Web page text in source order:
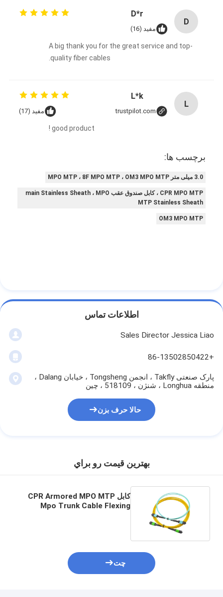
D
D*r
مفید (16)
A big thank you for the great service and top-
quality fiber cables.
L
L*k
trustpilot.com مفید (17)
good product !
برچسب ها:
3.0 میلی متر MPO MTP ، 8F MPO MTP ، OM3 MPO MTP
CPR MPO MTP ، کابل صندوق عقب main Stainless Sheath ، MPO
MTP Stainless Sheath
OM3 MPO MTP
اطلاعات تماس
Sales Director Jessica Liao
+86-13502850422
پارک صنعتی Takfly ، انجمن Tongsheng ، خیابان Dalang ،
منطقه Longhua ، شنژن ، 518109 ، چین
حالا حرف بزن
بهترين قيمت رو براي
کابل CPR Armored MPO MTP
Mpo Trunk Cable Flexing
چت